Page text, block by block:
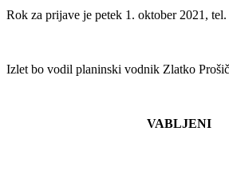
Rok za prijave je petek 1. oktober 2021,
Izlet bo vodil planinski vodnik Zlatko Prošič
VABLJENI